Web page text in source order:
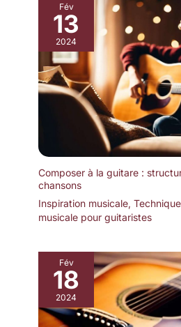
Fév
13
2024
Composer à la guitare :
chansons
Inspiration musicale,
musicale pour guitaristes
Fév
18
2024